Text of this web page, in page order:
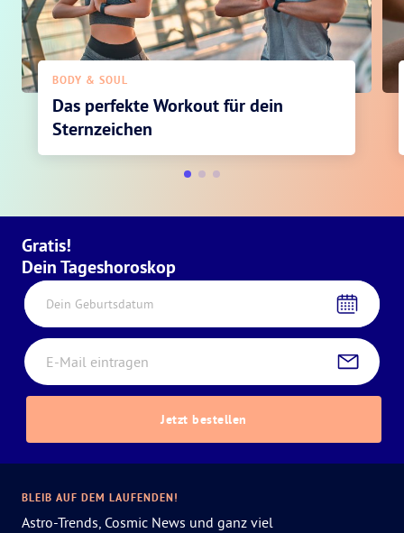
BODY & SOUL
Das perfekte Workout für dein
Sternzeichen
Gratis!
Dein Tageshoroskop
Dein Geburtsdatum
Jetzt bestellen
BLEIB AUF DEM LAUFENDEN!
Astro-Trends, Cosmic News und ganz viel